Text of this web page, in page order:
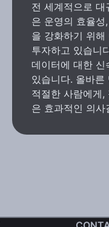
전 세계적으로
은 운영의 효율성
을 강화하기 위
투자하고 있습니
데이터에 대한 신
있습니다. 올바른
적절한 사람에게,
은 효과적인 의사